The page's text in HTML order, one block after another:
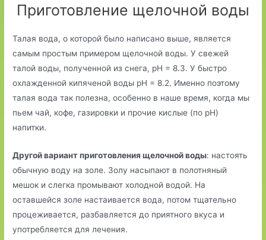
Приготовление щелочной воды
Талая вода, о которой было написано выше, является
самым простым примером щелочной воды. У свежей
талой воды, полученной из снега, pH = 8.3. У быстро
охлажденной кипяченой воды pH = 8.2. Именно поэтому
талая вода так полезна, особенно в наше время, когда мы
пьем чай, кофе, газировки и прочие кислые (по pH)
напитки.
Другой вариант приготовления щелочной воды: настоять
обычную воду на золе. Золу насыпают в полотняный
мешок и слегка промывают холодной водой. На
оставшейся золе настаивается вода, потом тщательно
процеживается, разбавляется до приятного вкуса и
употребляется для лечения.